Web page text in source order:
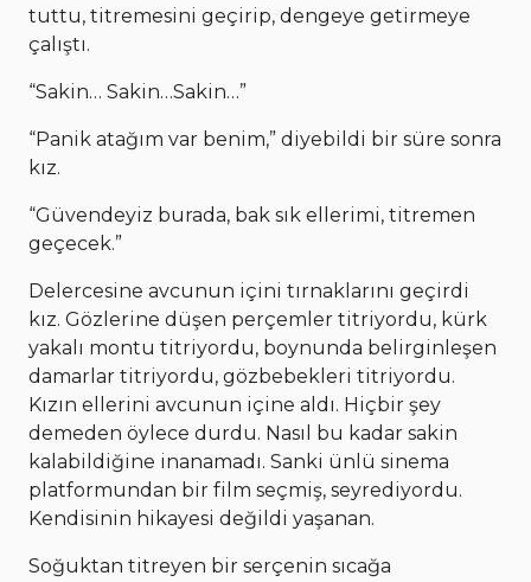
tuttu, titremesini geçirip, dengeye getirmeye
çalıştı.
“Sakin… Sakin…Sakin…”
“Panik atağım var benim,” diyebildi bir süre sonra
kız.
“Güvendeyiz burada, bak sık ellerimi, titremen
geçecek.”
Delercesine avcunun içini tırnaklarını geçirdi
kız. Gözlerine düşen perçemler titriyordu, kürk
yakalı montu titriyordu, boynunda belirginleşen
damarlar titriyordu, gözbebekleri titriyordu.
Kızın ellerini avcunun içine aldı. Hiçbir şey
demeden öylece durdu. Nasıl bu kadar sakin
kalabildiğine inanamadı. Sanki ünlü sinema
platformundan bir film seçmiş, seyrediyordu.
Kendisinin hikayesi değildi yaşanan.
Soğuktan titreyen bir serçenin sıcağa